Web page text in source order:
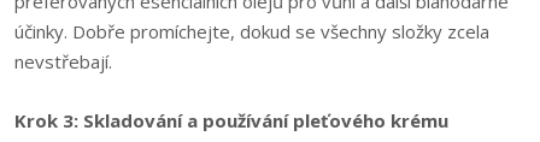
účinky. Dobře promíchejte, dokud se všechny složky zcela
nevstřebají.
Krok 3: Skladování a používání pleťového krému